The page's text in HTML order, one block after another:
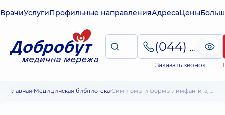
ВрачиУслугиПрофильные направленияАдресаЦены
(044) 495-2-888
Заказать звонок
Главная Медицинская библиотека Симптомы и формы лимфангита, общие принципы лечения